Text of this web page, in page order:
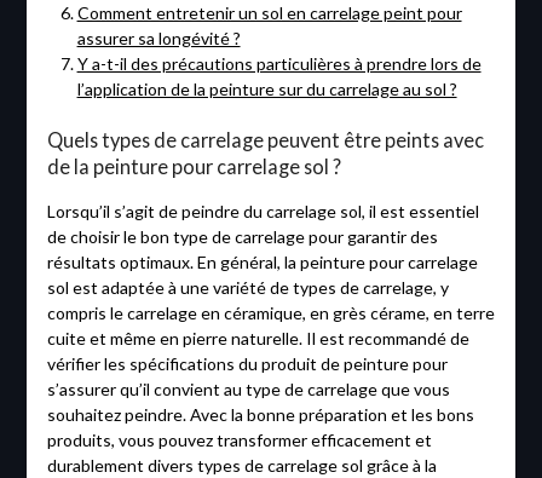
Comment entretenir un sol en carrelage peint pour
assurer sa longévité ?
Y a-t-il des précautions particulières à prendre lors de
l’application de la peinture sur du carrelage au sol ?
Quels types de carrelage peuvent être peints avec
de la peinture pour carrelage sol ?
Lorsqu’il s’agit de peindre du carrelage sol, il est essentiel
de choisir le bon type de carrelage pour garantir des
résultats optimaux. En général, la peinture pour carrelage
sol est adaptée à une variété de types de carrelage, y
compris le carrelage en céramique, en grès cérame, en terre
cuite et même en pierre naturelle. Il est recommandé de
vérifier les spécifications du produit de peinture pour
s’assurer qu’il convient au type de carrelage que vous
souhaitez peindre. Avec la bonne préparation et les bons
produits, vous pouvez transformer efficacement et
durablement divers types de carrelage sol grâce à la